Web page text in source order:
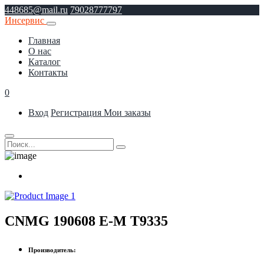
448685@mail.ru 79028777797
Инсервис
Главная
О нас
Каталог
Контакты
0
Вход Регистрация Мои заказы
CNMG 190608 E-M T9335
Производитель: